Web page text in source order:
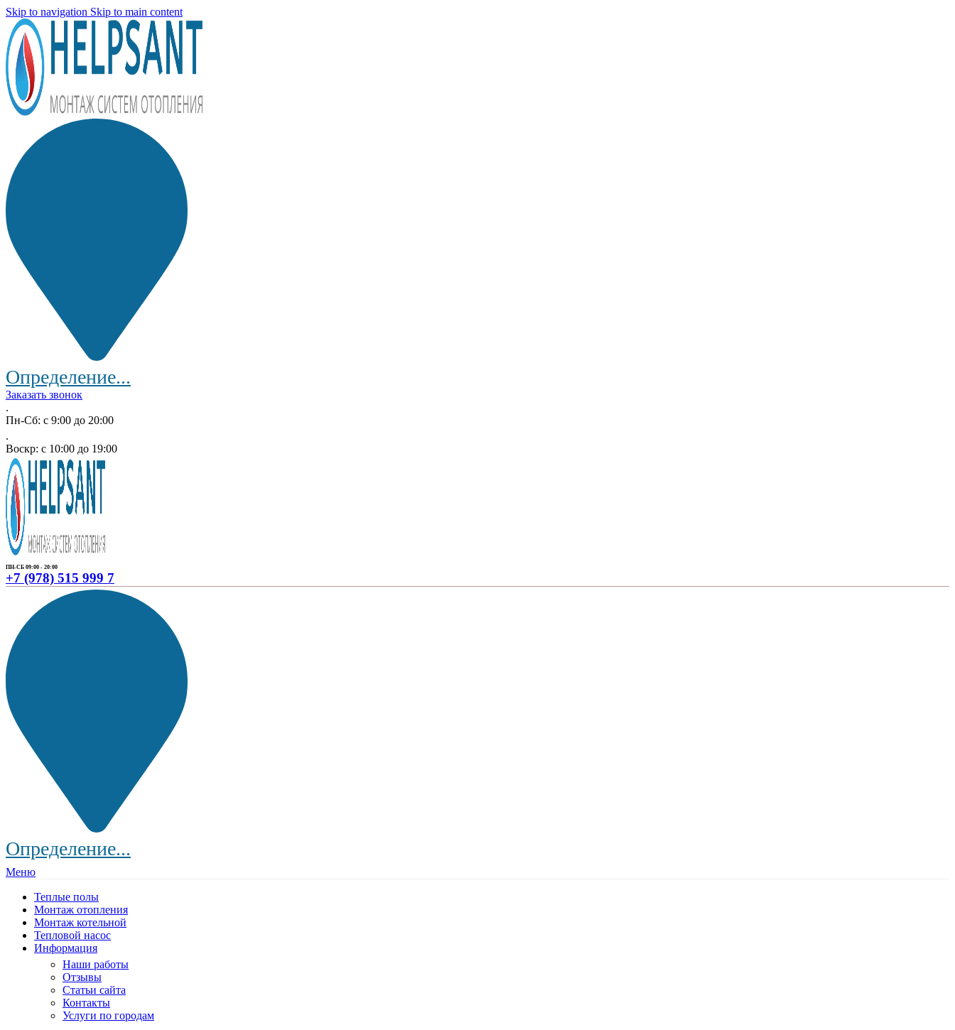
Skip to navigation Skip to main content
Определение...
Заказать звонок
.
Пн-Сб: с 9:00 до 20:00
.
Воскр: с 10:00 до 19:00
ПН-СБ 09:00 - 20:00
+7 (978) 515 999 7
Определение...
Меню
Теплые полы
Монтаж отопления
Монтаж котельной
Тепловой насос
Информация
Наши работы
Отзывы
Статьи сайта
Контакты
Услуги по городам